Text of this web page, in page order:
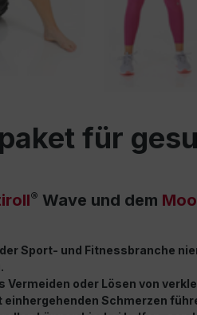
für
® Wave und dem
Sport- und Fitnessbranche
oder Lösen von
Schmerzen